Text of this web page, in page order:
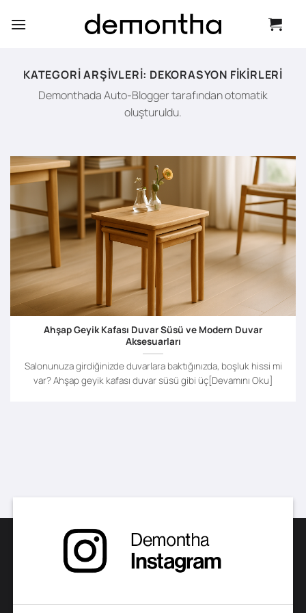
atla
KATEGORI ARŞIVLERI: DEKORASYON FIKIRLERI
Demonthada Auto-Blogger tarafından otomatik
oluşturuldu.
Ahşap Geyik Kafası Duvar Süsü ve Modern Duvar
Aksesuarları
Salonunuza girdiğinizde duvarlara baktığınızda, boşluk hissi mi
var? Ahşap geyik kafası duvar süsü gibi üç[Devamını Oku]